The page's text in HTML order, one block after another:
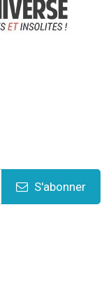
S'abonner